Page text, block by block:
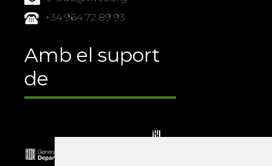
+34 964 72 89 93
Amb el suport
de